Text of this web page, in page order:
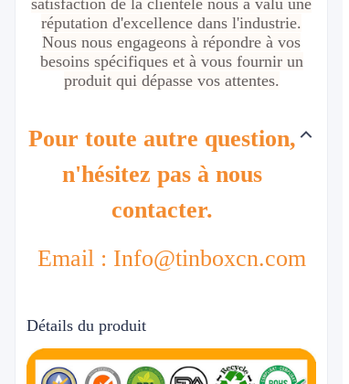
satisfaction de la clientèle nous a valu une
réputation d'excellence dans l'industrie.
Nous nous engageons à répondre à vos
besoins spécifiques et à vous fournir un
produit qui dépasse vos attentes.
Pour toute autre question,
n'hésitez pas à nous
contacter.
Email : Info@tinboxcn.com
Détails du produit